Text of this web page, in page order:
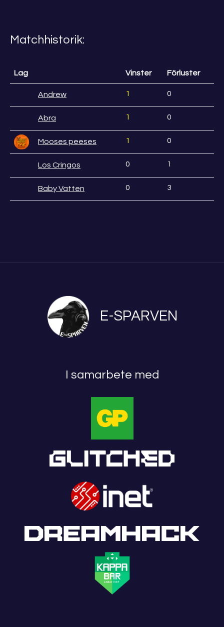
Matchhistorik:
Lag Vinster Förluster
Andrew 1 0
Abra 1 0
Mooses peeses 1 0
Los Cringos 0 1
Baby Vatten 0 3
E-SPARVEN
I samarbete med